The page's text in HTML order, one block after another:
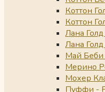
Коттон
Коттон
Лана
Лана
Май Беби
Мерино
Мохер
Пуффи -